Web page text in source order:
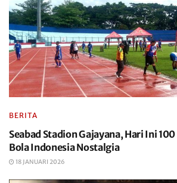
BERITA
Seabad Stadion Gajayana, Hari Ini
Bola Indonesia Nostalgia
18 JANUARI 2026